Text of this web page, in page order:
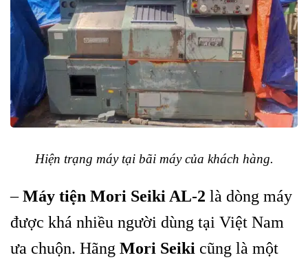
Hiện trạng máy tại bãi máy của khách hàng.
–Máy tiện Mori Seiki AL-2 là dòng máy
được khá nhiều người dùng tại Việt Nam
ưa chuộn. Hãng Mori Seiki cũng là một